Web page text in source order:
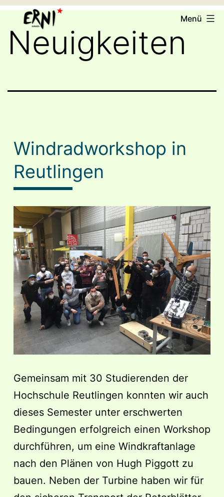
Zum
Inhalt
springen
ERNI
e.V.
Menü
Neuigkeiten
Windradworkshop in
Reutlingen
Gemeinsam mit 30 Studierenden der
Hochschule Reutlingen konnten wir auch
dieses Semester unter erschwerten
Bedingungen erfolgreich einen Workshop
durchführen, um eine Windkraftanlage
nach den Plänen von Hugh Piggott zu
bauen. Neben der Turbine haben wir für